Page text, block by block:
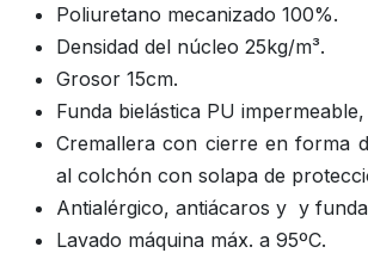
Poliuretano mecanizado 100%.
Densidad del núcleo 25kg/m³.
Grosor 15cm.
Funda bielástica PU
Cremallera con cierre en forma
al colchón con solapa de
Antialérgico, antiácaros y y
Lavado máquina máx. a 95ºC.